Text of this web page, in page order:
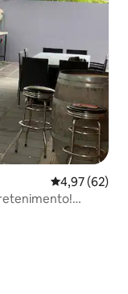
4,97 de uma
4,97 (62)